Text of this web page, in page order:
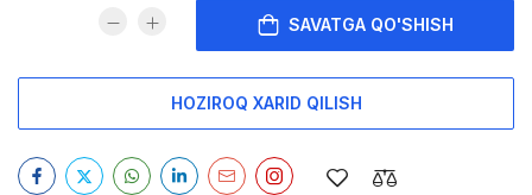
SAVATGA QO'SHISH
HOZIROQ XARID QILISH